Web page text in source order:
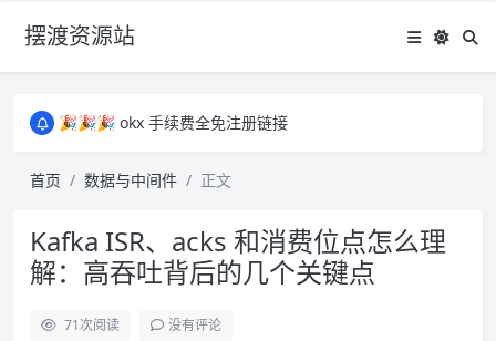
摆渡资源站
🎉🎉🎉 okx 手续费全免注册链接
所有资源均为免费网盘资源，资源失效请备注留言，感谢！
🎉🎉🎉 okx 手续费全免注册链接
首页 数据与中间件 正文
Kafka ISR、acks 和消费位点怎么理
解：高吞吐背后的几个关键点
71次阅读 没有评论